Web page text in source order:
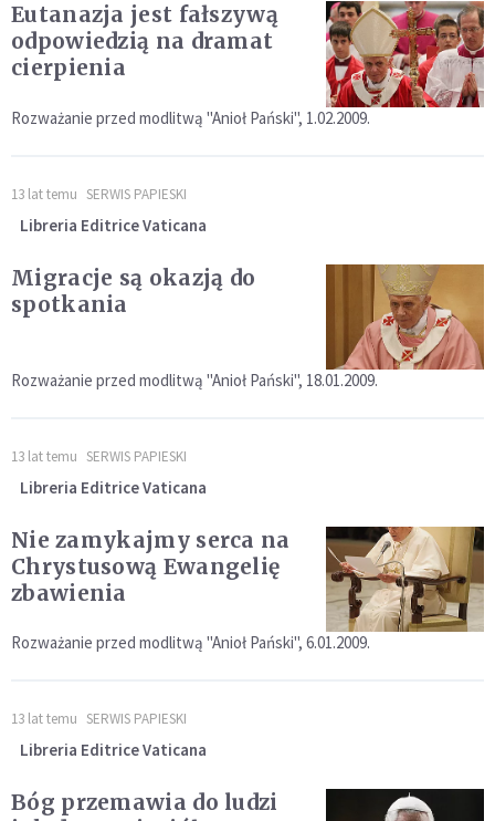
Eutanazja jest fałszywą
odpowiedzią na dramat
cierpienia
Rozważanie przed modlitwą "Anioł Pański", 1.02.2009.
13 lat temu SERWIS PAPIESKI
Libreria Editrice Vaticana
Migracje są okazją do
spotkania
Rozważanie przed modlitwą "Anioł Pański", 18.01.2009.
13 lat temu SERWIS PAPIESKI
Libreria Editrice Vaticana
Nie zamykajmy serca na
Chrystusową Ewangelię
zbawienia
Rozważanie przed modlitwą "Anioł Pański", 6.01.2009.
13 lat temu SERWIS PAPIESKI
Libreria Editrice Vaticana
Bóg przemawia do ludzi